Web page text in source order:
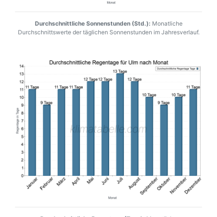
Durchschnittliche Sonnenstunden (Std.): Monatliche
Durchschnittswerte der täglichen Sonnenstunden im Jahresverlauf.